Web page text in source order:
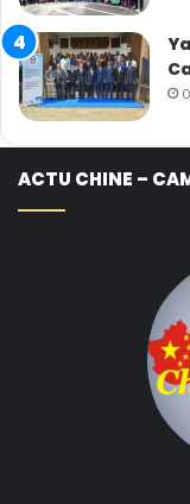
ACTU CHINE –